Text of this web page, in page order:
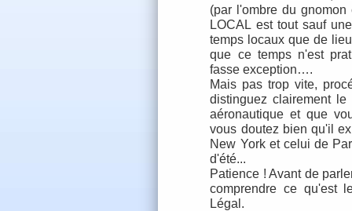
(par l'ombre du
LOCAL est tout sauf
temps locaux que de
que ce temps n'est
fasse exception….
Mais pas trop vite,
distinguez clairement le
aéronautique et que
vous doutez bien qu'il
New York et celui de
d'été...
Patience ! Avant de
comprendre ce qu'est
Légal.